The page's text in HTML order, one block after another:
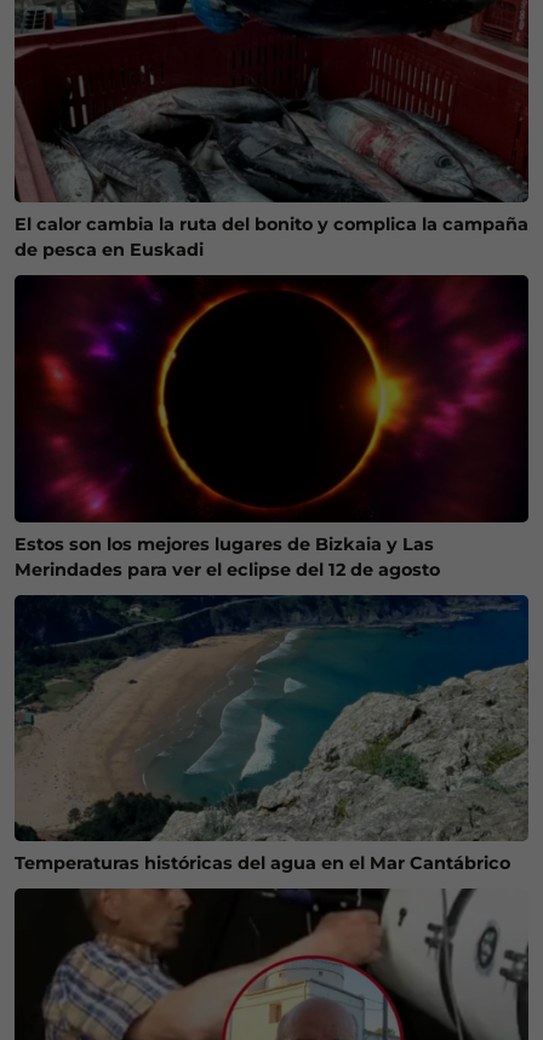
El calor cambia la ruta del bonito y complica la campaña
de pesca en Euskadi
Estos son los mejores lugares de Bizkaia y Las
Merindades para ver el eclipse del 12 de agosto
Temperaturas históricas del agua en el Mar Cantábrico